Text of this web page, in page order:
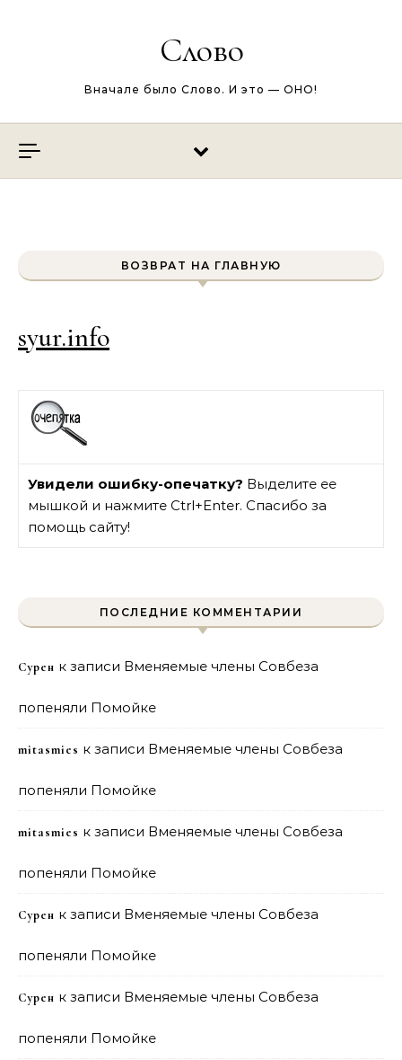
Слово
Вначале было Слово. И это — ОНО!
ВОЗВРАТ НА ГЛАВНУЮ
syur.info
Увидели ошибку-опечатку? Выделите ее
мышкой и нажмите Ctrl+Enter. Спасибо за
помощь сайту!
ПОСЛЕДНИЕ КОММЕНТАРИИ
Сурен к записи Вменяемые члены Совбеза
попеняли Помойке
mitasmies к записи Вменяемые члены Совбеза
попеняли Помойке
mitasmies к записи Вменяемые члены Совбеза
попеняли Помойке
Сурен к записи Вменяемые члены Совбеза
попеняли Помойке
Сурен к записи Вменяемые члены Совбеза
попеняли Помойке